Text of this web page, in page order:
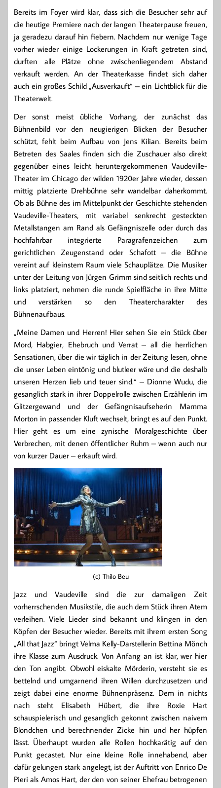
Bereits im Foyer wird klar, dass sich die Besucher sehr auf
die heutige Premiere nach der langen Theaterpause freuen,
ja geradezu darauf hin fiebern. Nachdem nur wenige Tage
vorher wieder einige Lockerungen in Kraft getreten sind,
durften alle Plätze ohne zwischenliegendem Abstand
verkauft werden. An der Theaterkasse findet sich daher
auch ein großes Schild „Ausverkauft“ – ein Lichtblick für die
Theaterwelt.
Der sonst meist übliche Vorhang, der zunächst das
Bühnenbild vor den neugierigen Blicken der Besucher
schützt, fehlt beim Aufbau von Jens Kilian. Bereits beim
Betreten des Saales finden sich die Zuschauer also direkt
gegenüber eines leicht heruntergekommenen Vaudeville-
Theater im Chicago der wilden 1920er Jahre wieder, dessen
mittig platzierte Drehbühne sehr wandelbar daherkommt.
Ob als Bühne des im Mittelpunkt der Geschichte stehenden
Vaudeville-Theaters, mit variabel senkrecht gesteckten
Metallstangen am Rand als Gefängniszelle oder durch das
hochfahrbar integrierte Paragrafenzeichen zum
gerichtlichen Zeugenstand oder Schafott – die Bühne
vereint auf kleinstem Raum viele Schauplätze. Die Musiker
unter der Leitung von Jürgen Grimm sind seitlich rechts und
links platziert, nehmen die runde Spielfläche in ihre Mitte
und verstärken so den Theatercharakter des
Bühnenaufbaus.
„Meine Damen und Herren! Hier sehen Sie ein Stück über
Mord, Habgier, Ehebruch und Verrat – all die herrlichen
Sensationen, über die wir täglich in der Zeitung lesen, ohne
die unser Leben eintönig und blutleer wäre und die deshalb
unseren Herzen lieb und teuer sind.“ – Dionne Wudu, die
gesanglich stark in ihrer Doppelrolle zwischen Erzählerin im
Glitzergewand und der Gefängnisaufseherin Mamma
Morton in passender Kluft wechselt, bringt es auf den Punkt.
Hier geht es um eine zynische Moralgeschichte über
Verbrechen, mit denen öffentlicher Ruhm – wenn auch nur
von kurzer Dauer – erkauft wird.
(c) Thilo Beu
Jazz und Vaudeville sind die zur damaligen Zeit
vorherrschenden Musikstile, die auch dem Stück ihren Atem
verleihen. Viele Lieder sind bekannt und klingen in den
Köpfen der Besucher wieder. Bereits mit ihrem ersten Song
„All that Jazz“ bringt Velma Kelly-Darstellerin Bettina Mönch
ihre Klasse zum Ausdruck. Von Anfang an ist klar, wer hier
den Ton angibt. Obwohl eiskalte Mörderin, versteht sie es
bettelnd und umgarnend ihren Willen durchzusetzen und
zeigt dabei eine enorme Bühnenpräsenz. Dem in nichts
nach steht Elisabeth Hübert, die ihre Roxie Hart
schauspielerisch und gesanglich gekonnt zwischen naivem
Blondchen und berechnender Zicke hin und her hüpfen
lässt. Überhaupt wurden alle Rollen hochkarätig auf den
Punkt gecastet. Nur eine kleine Rolle innehabend, aber
dafür gelungen stark angelegt, ist der Auftritt von Enrico De
Pieri als Amos Hart, der den von seiner Ehefrau betrogenen